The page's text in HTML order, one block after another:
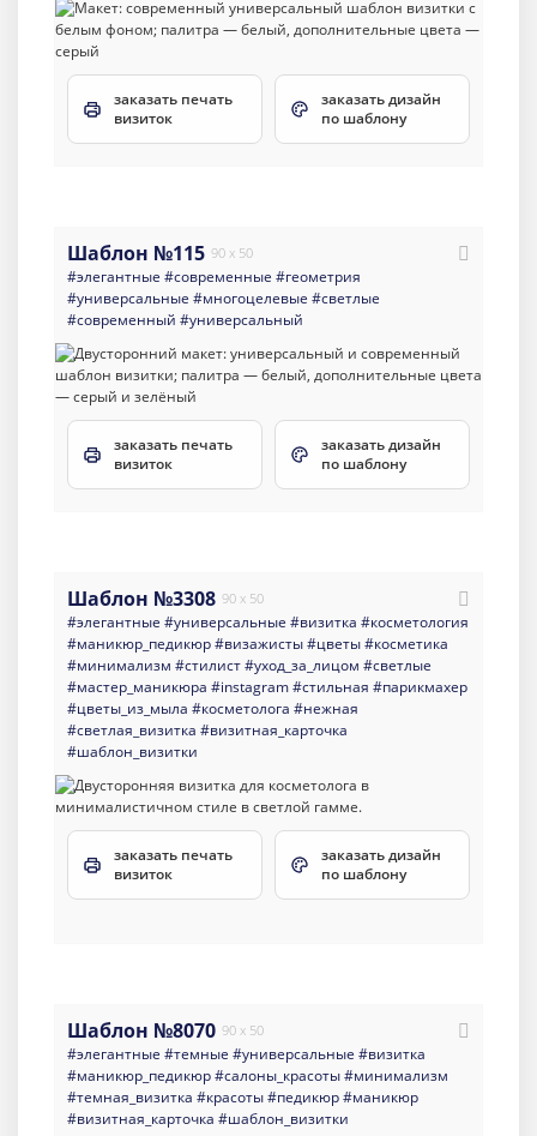
заказать печать
визиток
заказать дизайн
по шаблону
Шаблон №115 90 x 50
#элегантные #современные #геометрия
#универсальные #многоцелевые #светлые
#современный #универсальный
заказать печать
визиток
заказать дизайн
по шаблону
Шаблон №3308 90 x 50
#элегантные #универсальные #визитка #косметология
#маникюр_педикюр#визажисты#цветы#косметика
#минимализм #стилист#уход_за_лицом #светлые
#мастер_маникюра #instagram#стильная #парикмахер
#цветы_из_мыла #косметолога #нежная
#светлая_визитка #визитная_карточка
#шаблон_визитки
заказать печать
визиток
заказать дизайн
по шаблону
Шаблон №8070 90 x 50
#элегантные #темные #универсальные #визитка
#маникюр_педикюр#салоны_красоты#минимализм
#темная_визитка #красоты#педикюр#маникюр
#визитная_карточка #шаблон_визитки